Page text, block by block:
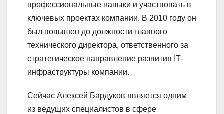
профессиональные навыки и участвовать в
ключевых проектах компании. В 2010 году он
был повышен до должности главного
технического директора, ответственного за
стратегическое направление развития IT-
инфраструктуры компании.
Сейчас Алексей Бардуков является одним
из ведущих специалистов в сфере